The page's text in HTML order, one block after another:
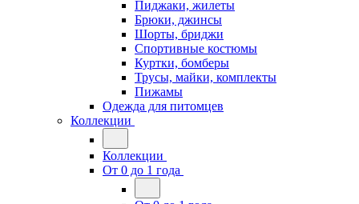
Пиджаки, жилеты
Брюки, джинсы
Шорты, бриджи
Спортивные костюмы
Куртки, бомберы
Трусы, майки, комплекты
Пижамы
Одежда для питомцев
Коллекции
Коллекции
От 0 до 1 года